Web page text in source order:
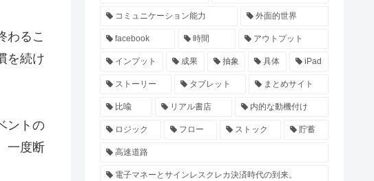
わるこ
を続け
ントの
一度断
コミュニケーション能力 外面的世界
facebook 時間 アウトプット
インプット 成果 抽象 具体 iPad
ストーリー タブレット まとめサイト
比喩 リアル書店 内的な動機付け
ロジック フロー ストック 貯蓄
高速道路
電子マネーとサインレスクレカ決済時代の到来。